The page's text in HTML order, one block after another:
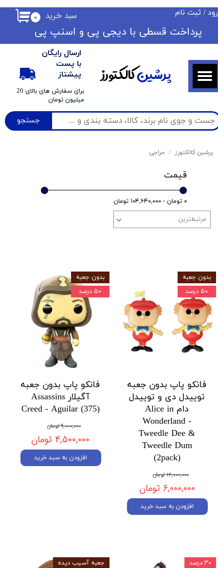
جستجو
ارسال رایگان
با پست
پیشتاز
​برای سفارش های بالای 20
میلیون تومان
۰ سبد خرید / ثبت نام
حساب کاربری من
تغییر گذر واژه
سفارشات
خروج از حساب کاربری
​​پرداخت قسطی با دیجی پی ​​​​​​​و اسنپ پی
پرشینکالکتورز
پرشین کالکتورز حراجی
قیمت
۰ تومان - ۱۰۴,۶۴۰,۰۰۰ تومان
مرتبط‌ترین
فانکو پاپ بدون جعبه
توییدل دی و توییدل
دام Alice in
Wonderland -
Tweedle Dee &
Tweedle Dum
(2pack)
۱۲,۰۰۰,۰۰۰ تومان
۶,۰۰۰,۰۰۰ تومان
افزودن به سبد خرید
​​​​​​​بدون جعبه
۵۰ درصد
فانکو پاپ بدون جعبه
آگیلار Assassins
Creed - Aguilar (375)
۹,۰۰۰,۰۰۰ تومان
۴,۵۰۰,۰۰۰ تومان
افزودن به سبد خرید
بدون جعبه
۵۰ درصد
۳۰ درصد
جعبه آسیب دیده